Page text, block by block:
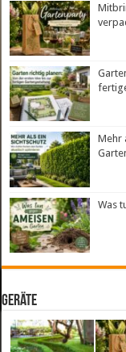
Mehr
Was
Geräte